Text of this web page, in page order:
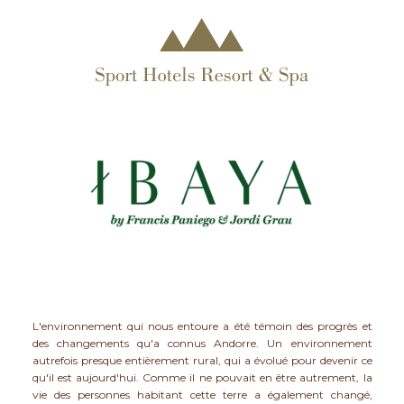
L'environnement qui nous entoure a été témoin des progrès et
des changements qu'a connus Andorre. Un environnement
autrefois presque entièrement rural, qui a évolué pour devenir ce
qu'il est aujourd'hui. Comme il ne pouvait en être autrement, la
vie des personnes habitant cette terre a également changé,